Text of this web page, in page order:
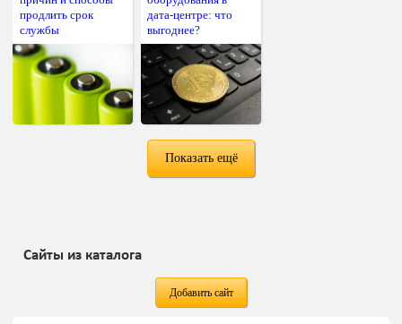
продлить срок
службы
дата-центре: что
выгоднее?
Показать ещё
Сайты из каталога
Добавить сайт